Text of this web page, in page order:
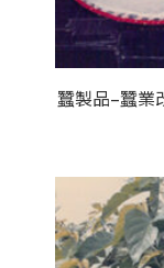
蠶製品–蠶業